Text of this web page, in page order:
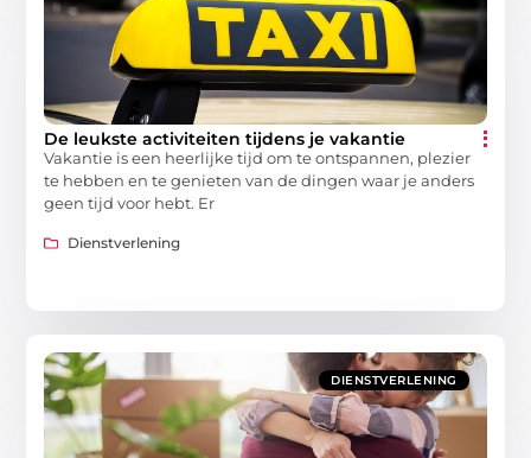
De leukste activiteiten tijdens je vakantie
Vakantie is een heerlijke tijd om te ontspannen, plezier
te hebben en te genieten van de dingen waar je anders
geen tijd voor hebt. Er
Dienstverlening
DIENSTVERLENING